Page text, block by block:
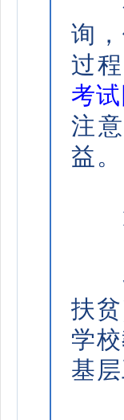
询
过
考试
注
益。
参
扶
学
基